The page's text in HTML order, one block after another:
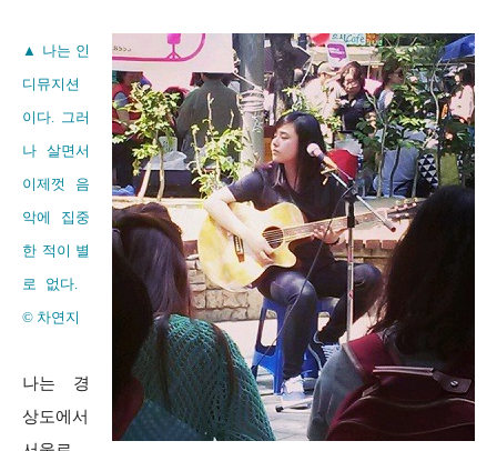
▲ 나는 인
디뮤지션
이다. 그러
나 살면서
이제껏 음
악에 집중
한 적이 별
로 없다.
© 차연지
나는 경
상도에서